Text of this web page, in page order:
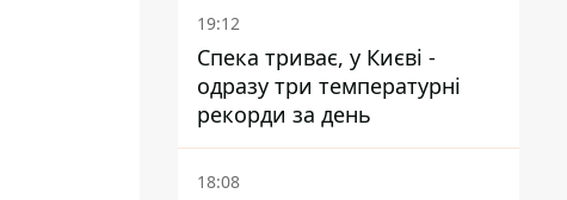
19:12
Спека триває, у Києві -
одразу три температурні
рекорди за день
18:08